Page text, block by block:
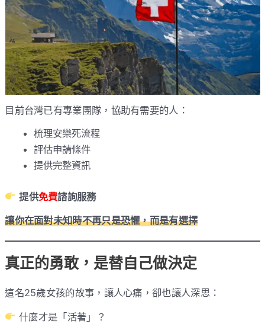
目前台灣已有專業團隊，協助有需要的人：
梳理安樂死流程
評估申請條件
提供完整資訊
提供免費諮詢服務
讓你在面對未知時不再只是恐懼，而是有選擇
真正的勇敢，是替自己做決定
這名25歲女孩的故事，讓人心痛，卻也讓人深思：
什麼才是「活著」？